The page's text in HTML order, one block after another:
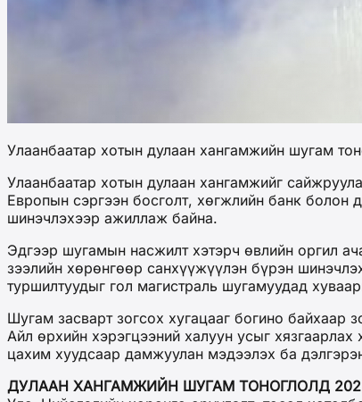
Улаанбаатар хотын дулаан хангамжийн шугам
Улаанбаатар хотын дулаан хангамжийг
Европын сэргээн босголт, хөгжлийн банк болон
шинэчлэхээр ажиллаж байна.
Эдгээр шугамын насжилт хэтэрч өвлийн оргил
зээлийн хөрөнгөөр санхүүжүүлэн бүрэн
туршилтуудыг гол магистраль шугамуудад
Шугам засварт зогсох хугацааг богино
Айл өрхийн хэрэгцээний халуун усыг
цахим хуудсаар дамжуулан мэдээлэх ба
ДУЛААН ХАНГАМЖИЙН ШУГАМ ТОНОГЛОЛД